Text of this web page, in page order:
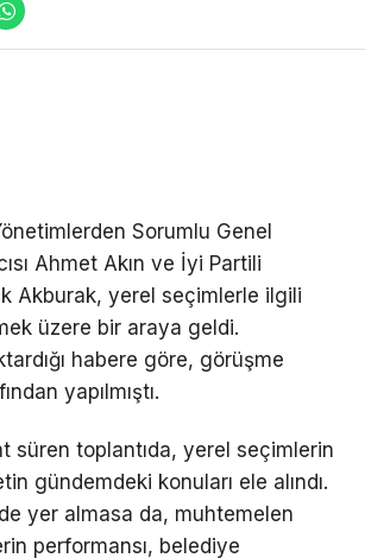
Sorumlu Genel
Ahmet Akın ve İyi Partili
Akburak, yerel seçimlerle ilgili
üzere bir araya geldi.
habere göre, görüşme
yapılmıştı.
süren toplantıda, yerel seçimlerin
gündemdeki konuları ele alındı.
yer almasa da, muhtemelen
performansı, belediye